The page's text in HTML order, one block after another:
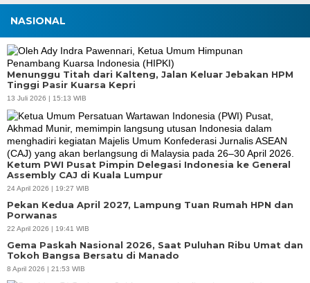
NASIONAL
Menunggu Titah dari Kalteng, Jalan Keluar Jebakan HPM
Tinggi Pasir Kuarsa Kepri
13 Juli 2026 | 15:13 WIB
Ketum PWI Pusat Pimpin Delegasi Indonesia ke General
Assembly CAJ di Kuala Lumpur
24 April 2026 | 19:27 WIB
Pekan Kedua April 2027, Lampung Tuan Rumah HPN dan
Porwanas
22 April 2026 | 19:41 WIB
Gema Paskah Nasional 2026, Saat Puluhan Ribu Umat dan
Tokoh Bangsa Bersatu di Manado
8 April 2026 | 21:53 WIB